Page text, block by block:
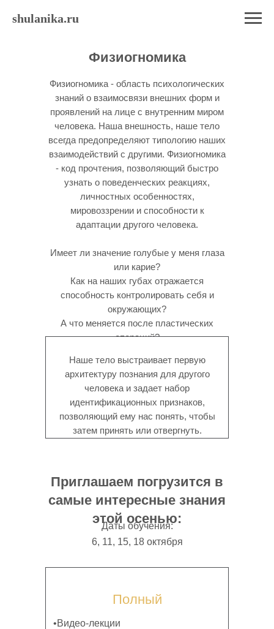
shulanika.ru
Физиогномика
Даты обучения:
6, 11, 15, 18 октября
Физиогномика - область психологических
знаний о взаимосвязи внешних форм и
проявлений на лице с внутренним миром
человека. Наша внешность, наше тело
всегда предопределяют типологию наших
взаимодействий с другими. Физиогномика
- код прочтения, позволяющий быстро
узнать о поведенческих реакциях,
личностных особенностях,
мировоззрении и способности к
адаптации другого человека.
Имеет ли значение голубые у меня глаза
или карие?
Как на наших губах отражается
способность контролировать себя и
окружающих?
А что меняется после пластических
операций?
быть, о прошлых жизнях)?
Полный
•Видео-лекции
Приглашаем погрузится в
самые интересные знания
этой осенью:
Наше тело выстраивает первую
архитектуру познания для другого
человека и задает набор
идентификационных признаков,
позволяющий ему нас понять, чтобы
затем принять или отвергнуть.